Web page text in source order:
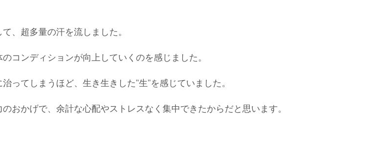
、超多量の汗を流しました。
コンディションが向上していくのを感じました。
てしまうほど、生き生きした”生”を感じていました。
おかげで、余計な心配やストレスなく集中できたからだと思います。